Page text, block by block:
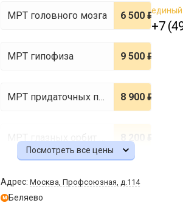
15 500 ₽
21 800 ₽
9 800 ₽
МРТ грудного отдела позвоночника 6 300 ₽
МРТ шейного отдела позвоночника 6 300 ₽
МРТ головного мозга 6 500 ₽
МРТ гипофиза 9 500 ₽
МРТ придаточных пазух носа 8 900 ₽
МРТ слюнной железы 8 900 ₽
Посмотреть все цены
Адрес:Москва, Профсоюзная, д.114
м Беляево
единый
+7